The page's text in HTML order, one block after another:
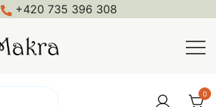
+420 735 396 308
0